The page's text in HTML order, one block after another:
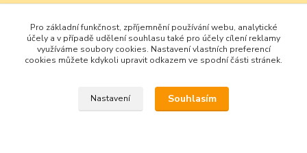
Pro základní funkčnost, zpříjemnění používání webu, analytické
účely a v případě udělení souhlasu také pro účely cílení reklamy
využíváme soubory cookies. Nastavení vlastních preferencí
cookies můžete kdykoli upravit odkazem ve spodní části stránek.
Nastavení Souhlasím